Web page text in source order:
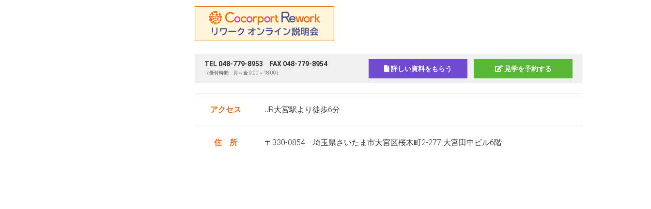
TEL 048-779-8953 FAX 048-779-8954
（受付時間 月～金 9:00～18:00）
詳しい資料をもらう 見学を予約する
アクセス JR大宮駅より徒歩6分
住 所 〒330-0854 埼玉県さいたま市大宮区桜木町2-277 大宮田中ビル6階